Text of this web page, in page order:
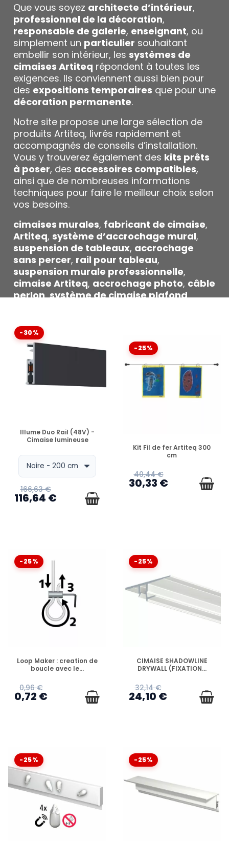
Que vous soyez architecte d’intérieur,
professionnel de la décoration,
responsable de galerie, enseignant, ou
simplement un particulier souhaitant
embellir son intérieur, les systèmes de
cimaises Artiteq répondent à toutes les
exigences. Ils conviennent aussi bien pour
des expositions temporaires que pour une
décoration permanente.
Notre site propose une large sélection de
produits Artiteq, livrés rapidement et
accompagnés de conseils d’installation.
Vous y trouverez également des kits prêts
à poser, des accessoires compatibles,
ainsi que de nombreuses informations
techniques pour faire le meilleur choix selon
vos besoins.
cimaises murales, fabricant de cimaise,
Artiteq, système d’accrochage mural,
suspension de tableaux, accrochage
sans percer, rail pour tableau,
suspension murale professionnelle,
cimaise Artiteq, accrochage photo, câble
perlon,système de cimaise plafond,
flexible
clou,accrochage sécurisé,solution
d’affichage mural, produits Artiteq
-30%
EN STOCK
Illume Duo Rail (48V) -
Cimaise lumineuse
166,63 €
116,64 €
-25%
EN STOCK
Kit Fil de fer Artiteq 300
cm
40,44 €
30,33 €
-25%
EN STOCK
Loop Maker : creation de
boucle avec le...
0,96 €
0,72 €
-25%
EN STOCK
CIMAISE SHADOWLINE
DRYWALL (FIXATION...
32,14 €
24,10 €
-25% -25%